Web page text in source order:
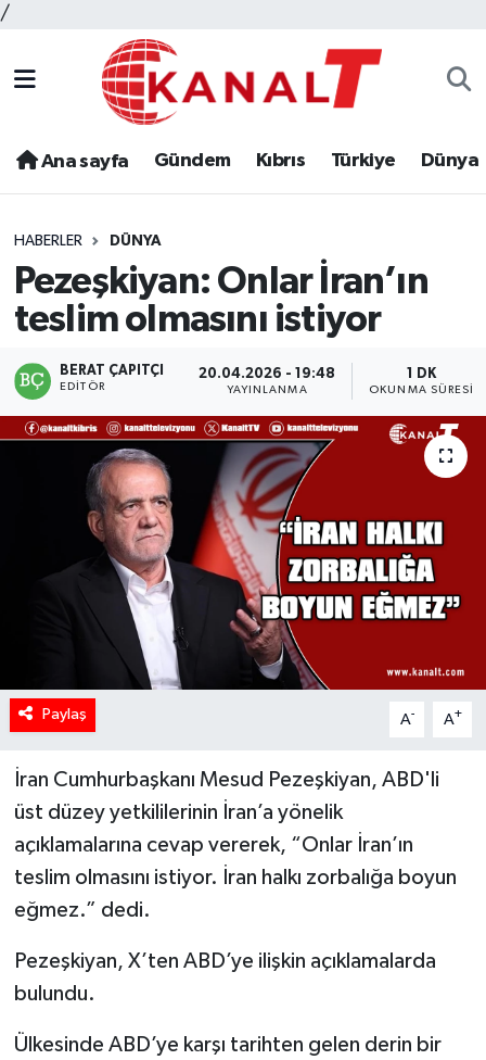
/
Ana sayfa Gündem Kıbrıs Türkiye Dünya
HABERLER DÜNYA
Pezeşkiyan: Onlar İran’ın
teslim olmasını istiyor
BERAT ÇAPITÇI
EDITÖR
20.04.2026 - 19:48
YAYINLANMA
1 DK
OKUNMA SÜRESI
Paylaş A- A+
İran Cumhurbaşkanı Mesud Pezeşkiyan, ABD'li
üst düzey yetkililerinin İran’a yönelik
açıklamalarına cevap vererek, “Onlar İran’ın
teslim olmasını istiyor. İran halkı zorbalığa boyun
eğmez.” dedi.
Pezeşkiyan, X’ten ABD’ye ilişkin açıklamalarda
bulundu.
Ülkesinde ABD’ye karşı tarihten gelen derin bir